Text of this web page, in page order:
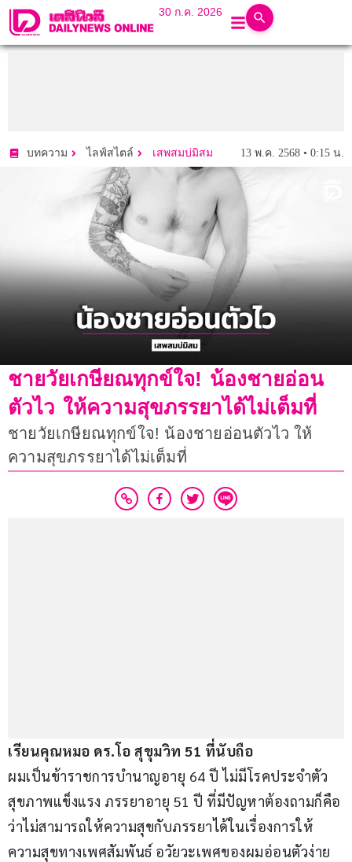
30 ก.ค. 2026
บทความ ไลฟ์สไตล์ เสพสมบ่มิสม 13 พ.ค. 2568 • 0:15 น.
ชายวัยเกษียณทุกข์ใจ! น้องชายอ่อน
ตัวไว ให้ความสุขภรรยาได้ไม่เต็มที่
ชายวัยเกษียณทุกข์ใจ! น้องชายอ่อนตัวไว ให้
ความสุขภรรยาได้ไม่เต็มที่
เรียนคุณหมอ ดร.โอ สุขุมวิท 51 ที่นับถือ
ผมเป็นข้าราชการบำนาญอายุ 64 ปี ไม่มีโรคประจำตัว
สุขภาพแข็งแรง ภรรยาอายุ 51 ปี ที่มีปัญหาต้องถามก็คือ
ว่าไม่สามารถให้ความสุขกับภรรยาได้ในเรื่องการให้
ความสุขทางเพศสัมพันธ์ อวัยวะเพศของผมอ่อนตัวง่าย